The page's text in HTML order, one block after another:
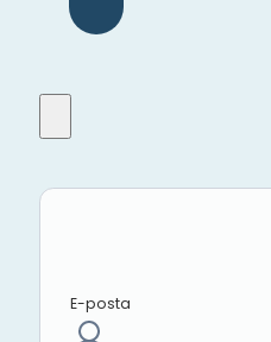
E-posta